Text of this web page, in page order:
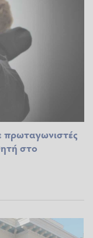
πρωταγωνιστές
στο